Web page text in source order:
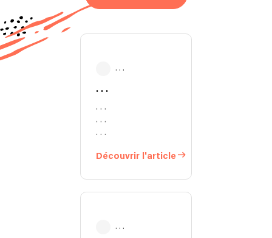
. . .
. . .
. . .
. . .
. . .
Découvrir l'article
. . .